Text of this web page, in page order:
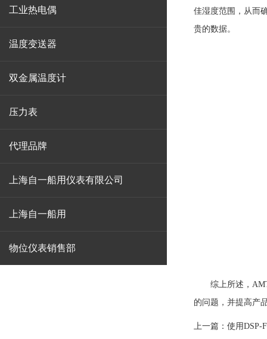
工业热电偶
温度变送器
双金属温度计
压力表
代理品牌
上海自一船用仪表有限公司
上海自一船用
物位仪表销售部
佳湿度范围，从而
贵的数据。
综上所述，
的问题，并提高产
上一篇： 使用DSP-